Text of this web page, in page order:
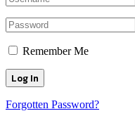
Remember Me
Forgotten Password?